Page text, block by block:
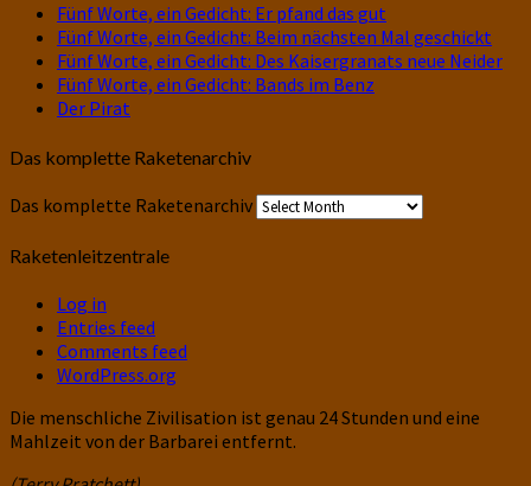
Fünf Worte, ein Gedicht: Er pfand das gut
Fünf Worte, ein Gedicht: Beim nächsten Mal geschickt
Fünf Worte, ein Gedicht: Des Kaisergranats neue Neider
Fünf Worte, ein Gedicht: Bands im Benz
Der Pirat
Das komplette Raketenarchiv
Das komplette Raketenarchiv
Raketenleitzentrale
Log in
Entries feed
Comments feed
WordPress.org
Die menschliche Zivilisation ist genau 24 Stunden und eine
Mahlzeit von der Barbarei entfernt.